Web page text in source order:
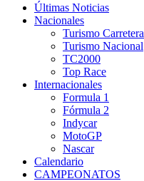
Últimas Noticias
Nacionales
Turismo Carretera
Turismo Nacional
TC2000
Top Race
Internacionales
Formula 1
Fórmula 2
Indycar
MotoGP
Nascar
Calendario
CAMPEONATOS